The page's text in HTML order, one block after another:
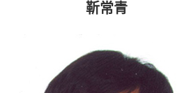
靳常青